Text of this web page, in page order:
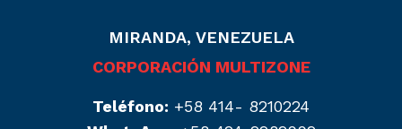
MIRANDA, VENEZUELA
CORPORACIÓN MULTIZONE
Teléfono: +58 414- 8210224